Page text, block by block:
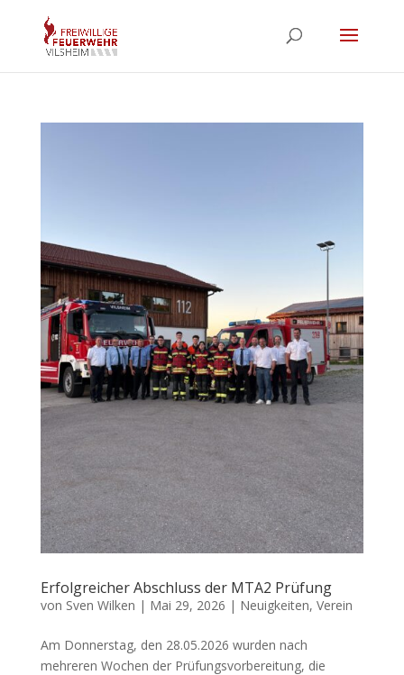
Erfolgreicher Abschluss der MTA2 Prüfung
von Sven Wilken | Mai 29, 2026 | Neuigkeiten, Verein
Am Donnerstag, den 28.05.2026 wurden nach
mehreren Wochen der Prüfungsvorbereitung, die